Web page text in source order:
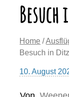
Home /
Besuch in
10. August